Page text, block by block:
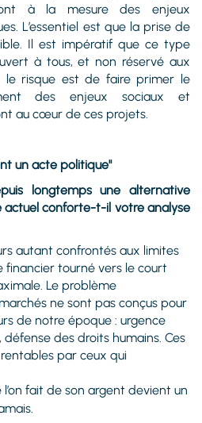
à la mesure des enjeux
L’essentiel est que la prise de
Il est impératif que ce type
à tous, et non réservé aux
le risque est de faire primer le
des enjeux sociaux et
au cœur de ces projets.
un acte politique"
longtemps une alternative
actuel conforte-t-il votre analyse
autant confrontés aux limites
financier tourné vers le court
Le problème
ne sont pas conçus pour
de notre époque : urgence
des droits humains. Ces
par ceux qui
fait de son argent devient un